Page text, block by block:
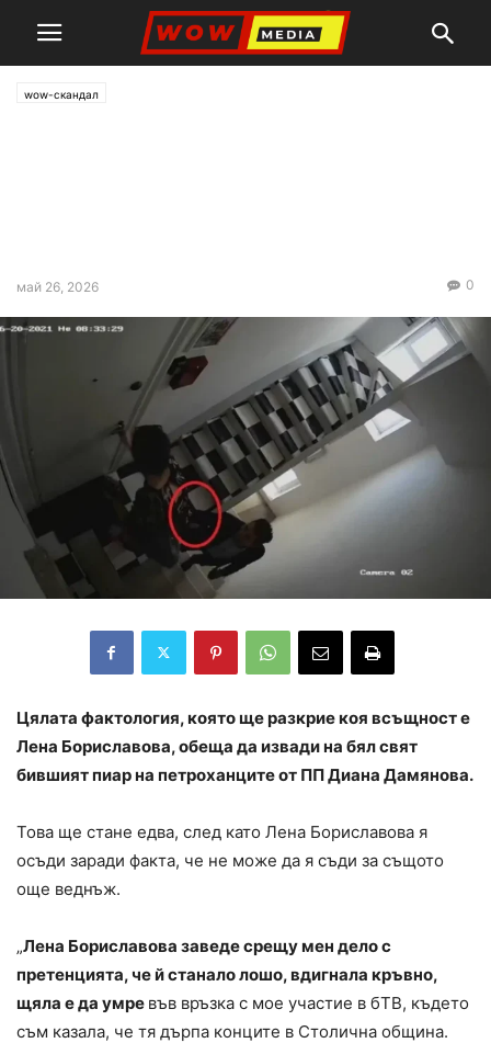
wow-скандал
май 26, 2026 0
Цялата фактология, която ще разкрие коя всъщност е
Лена Бориславова, обеща да извади на бял свят
бившият пиар на петроханците от ПП Диана Дамянова.
Това ще стане едва, след като Лена Бориславова я
осъди заради факта, че не може да я съди за същото
още веднъж.
„Лена Бориславова заведе срещу мен дело с
претенцията, че й станало лошо, вдигнала кръвно,
щяла е да умре във връзка с мое участие в бТВ, където
съм казала, че тя дърпа конците в Столична община.